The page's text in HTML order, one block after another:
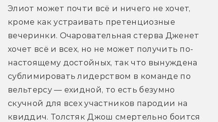
Элиот может почти всё и ничего не хочет,
кроме как устраивать претенциозные
вечеринки. Очаровательная стерва Дженет
хочет всё и всех, но не может получить по-
настоящему достойных, так что вынуждена
сублимировать лидерством в команде по
вельтерсу — ехидной, то есть безумно
скучной для всех участников пародии на
квиддич. Толстяк Джош смертельно боится